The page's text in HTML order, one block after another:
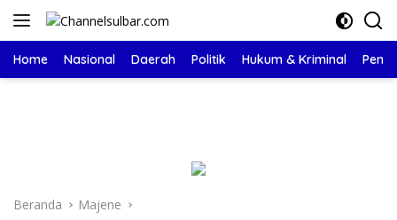
Langsung
Home Nasional Daerah Politik Hukum & Kriminal
Beranda Majene